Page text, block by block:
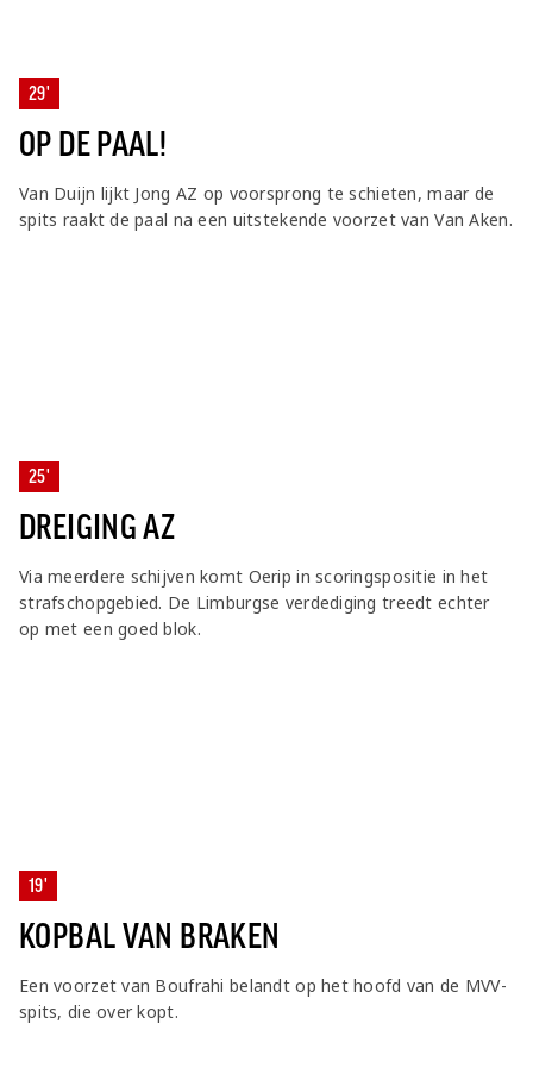
29'
OP DE PAAL!
Van Duijn lijkt Jong AZ op voorsprong te schieten, maar de
spits raakt de paal na een uitstekende voorzet van Van Aken.
25'
DREIGING AZ
Via meerdere schijven komt Oerip in scoringspositie in het
strafschopgebied. De Limburgse verdediging treedt echter
op met een goed blok.
19'
KOPBAL VAN BRAKEN
Een voorzet van Boufrahi belandt op het hoofd van de MVV-
spits, die over kopt.